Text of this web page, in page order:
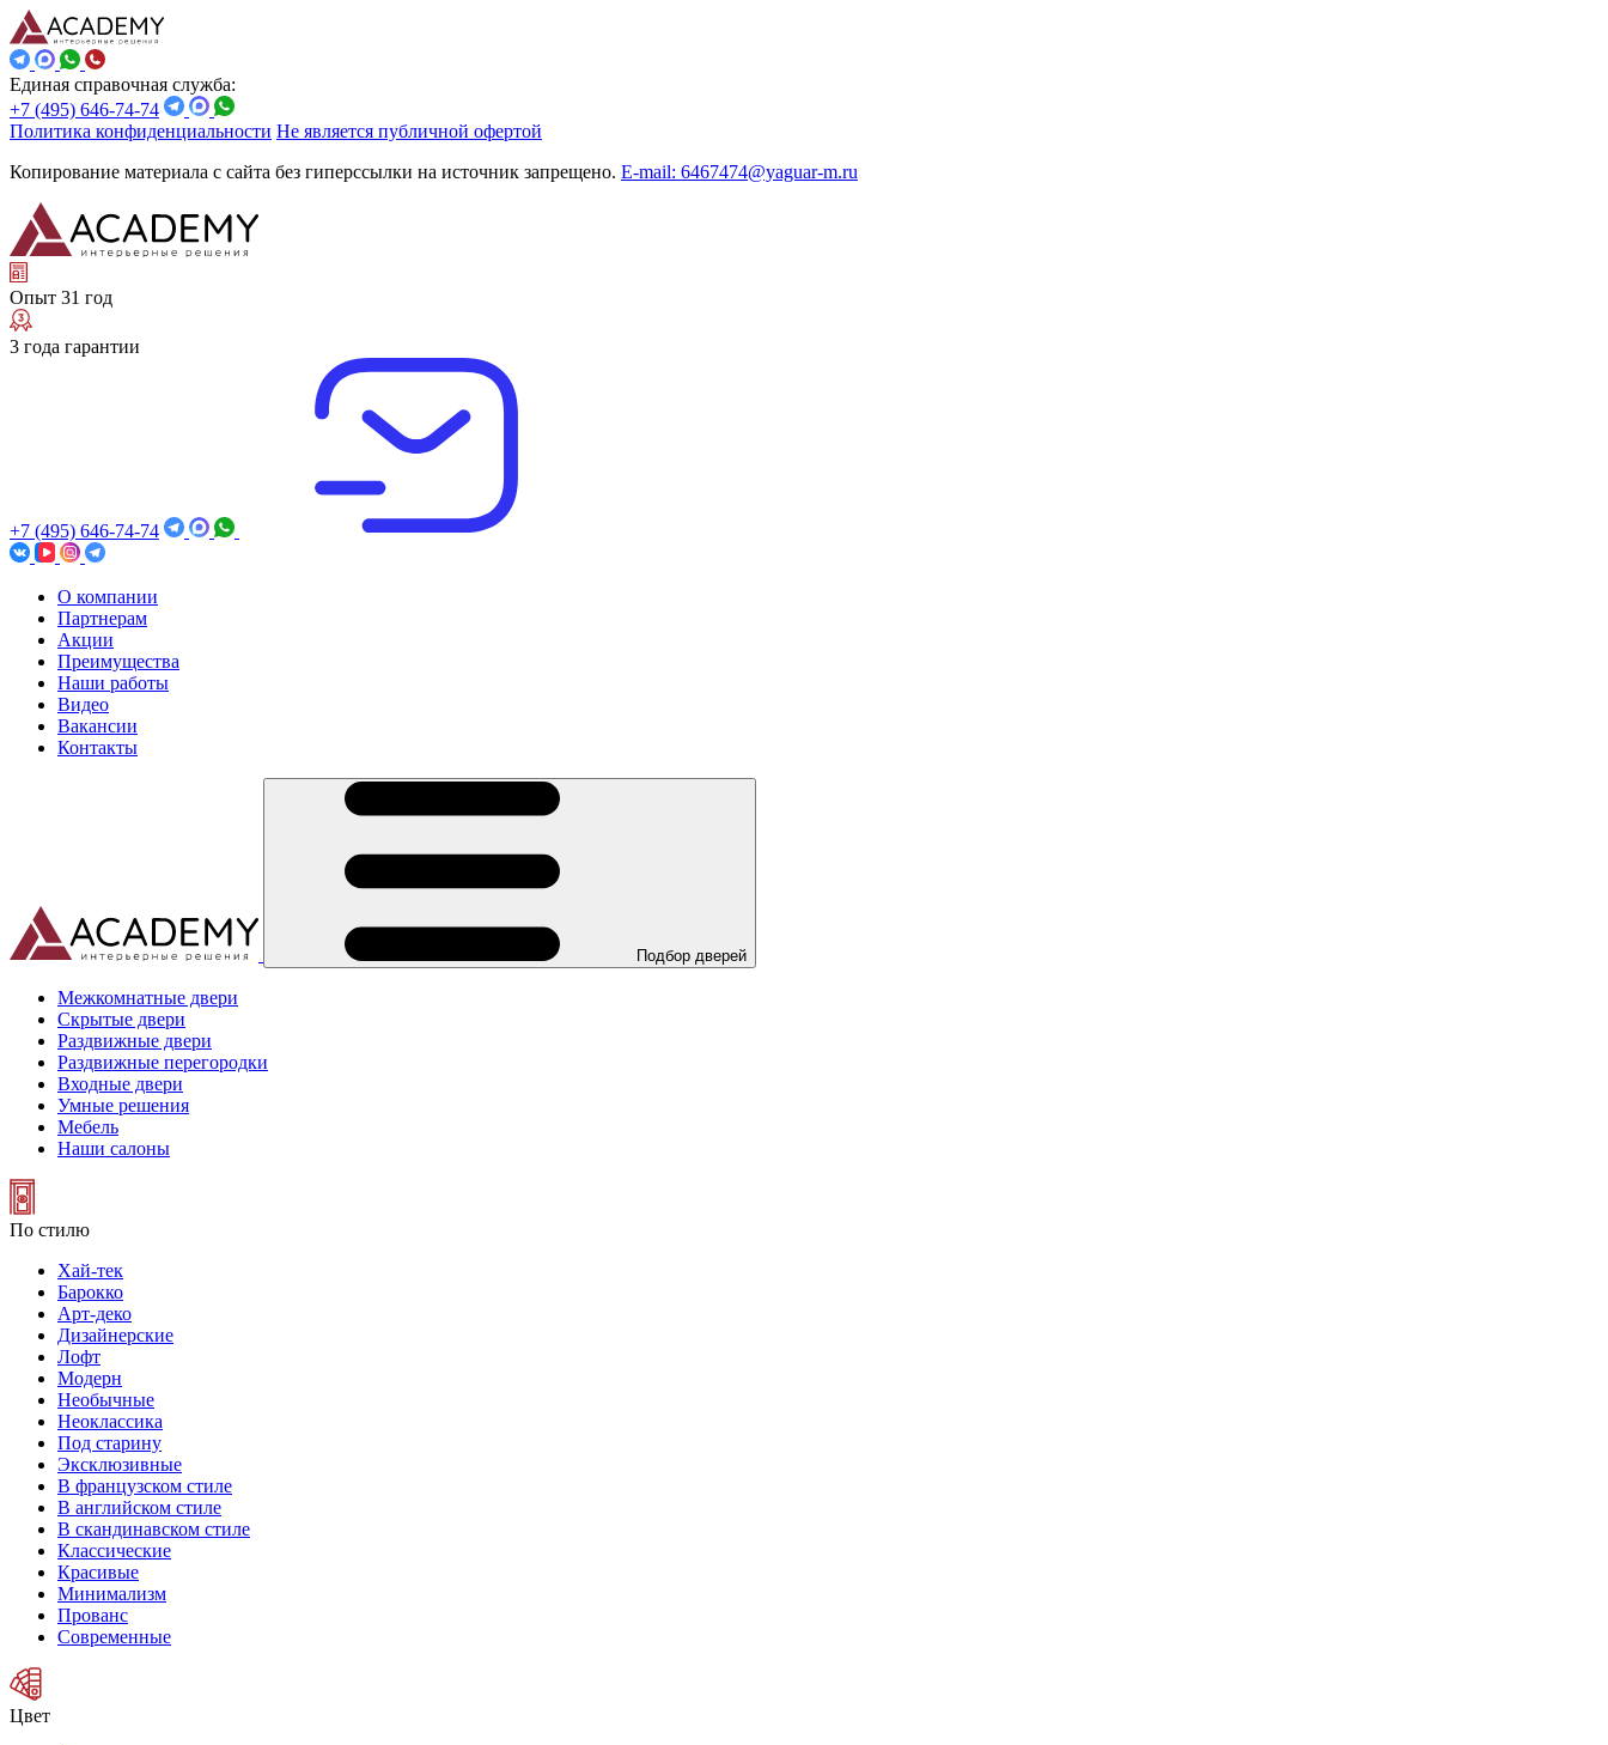
Единая справочная служба:
+7 (495) 646-74-74
Политика конфиденциальности Не является публичной офертой
Копирование материала с сайта без гиперссылки на источник запрещено. E-mail: 6467474@yaguar-m.ru
Опыт 31 год
3 года гарантии
+7 (495) 646-74-74
О компании
Партнерам
Акции
Преимущества
Наши работы
Видео
Вакансии
Контакты
Подбор дверей
Межкомнатные двери
Скрытые двери
Раздвижные двери
Раздвижные перегородки
Входные двери
Умные решения
Мебель
Наши салоны
По стилю
Хай-тек
Барокко
Арт-деко
Дизайнерские
Лофт
Модерн
Необычные
Неоклассика
Под старину
Эксклюзивные
В французском стиле
В английском стиле
В скандинавском стиле
Классические
Красивые
Минимализм
Прованс
Современные
Цвет